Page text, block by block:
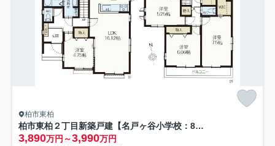
柏市東柏
柏市東柏２丁目新築戸建【名戸ヶ谷小学校：8分】
3,890万円～3,990万円